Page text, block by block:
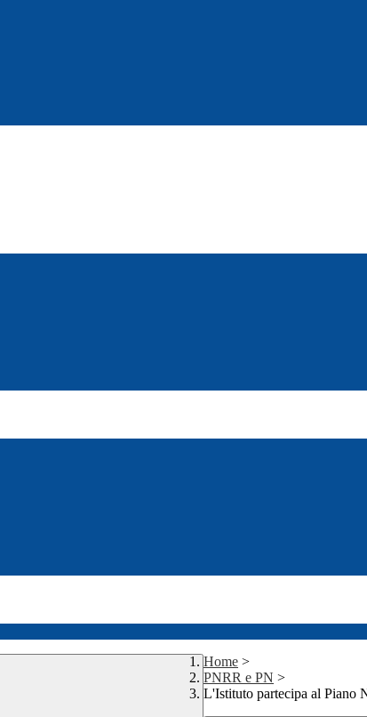
Home >
PNRR e PN >
L'Istituto partecipa al Piano